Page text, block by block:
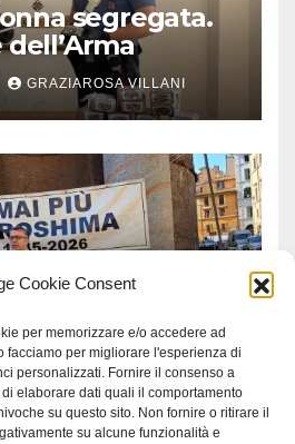
Cookie Consent
per memorizzare e/o accedere ad
facciamo per migliorare l'esperienza di
personalizzati. Fornire il consenso a
elaborare dati quali il comportamento
su questo sito. Non fornire o ritirare il
su alcune funzionalità e
segregata.
GRAZIAROSA VILLANI
“Questo
sia un
GRAZIAROSA VILLANI